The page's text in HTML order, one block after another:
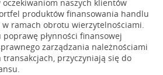
naszych klientów
produktów finansowania handlu
ramach obrotu wierzytelnościami.
płynności finansowej
zarządzania należnościami
transakcjach, przyczyniają się do